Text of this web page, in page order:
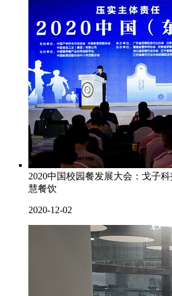
2020中国校园餐发展大会：戈子
慧餐饮
2020-12-02